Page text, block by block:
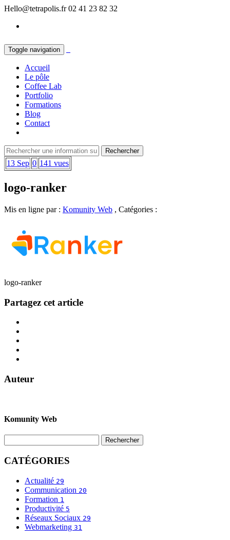
Hello@tetrapolis.fr 02 41 23 82 32
Toggle navigation
Accueil
Le pôle
Coffee Lab
Portfolio
Formations
Blog
Contact
13 Sep 0 141 vues
logo-ranker
Mis en ligne par : Komunity Web , Catégories :
logo-ranker
Partagez cet article
Auteur
Komunity Web
CATÉGORIES
Actualité 29
Communication 20
Formation 1
Productivité 5
Réseaux Sociaux 29
Webmarketing 31